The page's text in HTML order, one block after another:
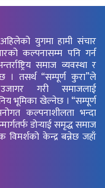
युगमा हामी संचार
कल्पनासम्म पनि गर्न
समाज व्यवस्था र
। तसर्थ “सम्पूर्ण कुरा”ले
गरी समाजलाई
भूमिका खेल्नेछ । “सम्पूर्ण
कल्पनाशीलता भन्दा
डोर्‍याई समृद्ध समाज
विमर्शको केन्द्र बन्नेछ जहाँ